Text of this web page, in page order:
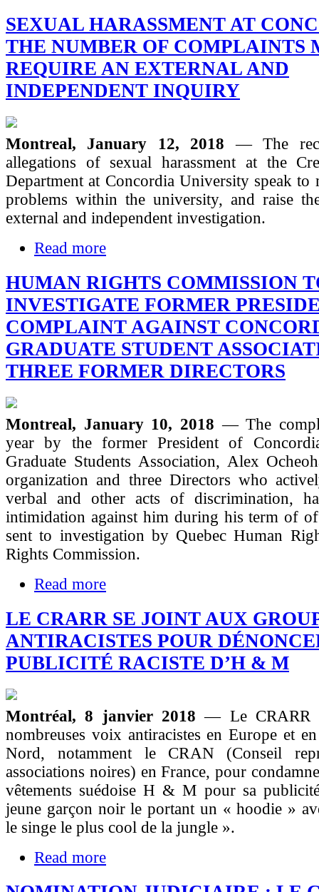
SEXUAL HARASSMENT AT
THE NUMBER OF COMPLAINTS
REQUIRE AN EXTERNAL AND
INDEPENDENT INQUIRY
Montreal, January 12, 2018— The
allegations of sexual harassment at the
Department at Concordia University speak to
problems within the university, and raise
external and independent investigation.
Read more
HUMAN RIGHTS COMMISSION
INVESTIGATE FORMER
COMPLAINT AGAINST
GRADUATE STUDENT
THREE FORMER DIRECTORS
Montreal, January 10, 2018— The
year by the former President of
Graduate Students Association, Alex
organization and three Directors who
verbal and other acts of discrimination,
intimidation against him during his term of
sent to investigation by Quebec Human
Rights Commission.
Read more
LE CRARR SE JOINT AUX
ANTIRACISTES POUR
PUBLICITÉ RACISTE D’H & M
Montréal, 8 janvier 2018— Le CRARR
nombreuses voix antiracistes en Europe et
Nord, notamment le CRAN (Conseil
associations noires) en France, pour
vêtements suédoise H & M pour sa
jeune garçon noir le portant un « hoodie »
le singe le plus cool de la jungle ».
Read more